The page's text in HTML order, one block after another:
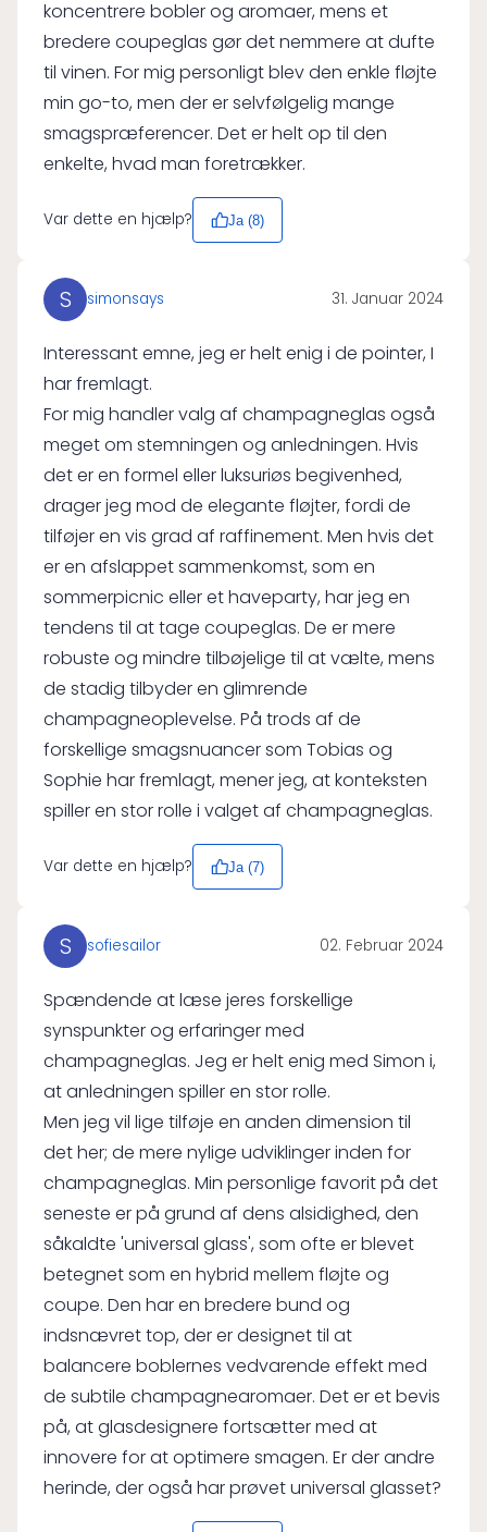
koncentrere bobler og aromaer, mens et
bredere coupeglas gør det nemmere at dufte
til vinen. For mig personligt blev den enkle fløjte
min go-to, men der er selvfølgelig mange
smagspræferencer. Det er helt op til den
enkelte, hvad man foretrækker.
Var dette en hjælp? Ja (8)
S simonsays 31. Januar 2024
Interessant emne, jeg er helt enig i de pointer, I
har fremlagt.
For mig handler valg af champagneglas også
meget om stemningen og anledningen. Hvis
det er en formel eller luksuriøs begivenhed,
drager jeg mod de elegante fløjter, fordi de
tilføjer en vis grad af raffinement. Men hvis det
er en afslappet sammenkomst, som en
sommerpicnic eller et haveparty, har jeg en
tendens til at tage coupeglas. De er mere
robuste og mindre tilbøjelige til at vælte, mens
de stadig tilbyder en glimrende
champagneoplevelse. På trods af de
forskellige smagsnuancer som Tobias og
Sophie har fremlagt, mener jeg, at konteksten
spiller en stor rolle i valget af champagneglas.
Var dette en hjælp? Ja (7)
S sofiesailor 02. Februar 2024
Spændende at læse jeres forskellige
synspunkter og erfaringer med
champagneglas. Jeg er helt enig med Simon i,
at anledningen spiller en stor rolle.
Men jeg vil lige tilføje en anden dimension til
det her; de mere nylige udviklinger inden for
champagneglas. Min personlige favorit på det
seneste er på grund af dens alsidighed, den
såkaldte 'universal glass', som ofte er blevet
betegnet som en hybrid mellem fløjte og
coupe. Den har en bredere bund og
indsnævret top, der er designet til at
balancere boblernes vedvarende effekt med
de subtile champagnearomaer. Det er et bevis
på, at glasdesignere fortsætter med at
innovere for at optimere smagen. Er der andre
herinde, der også har prøvet universal glasset?